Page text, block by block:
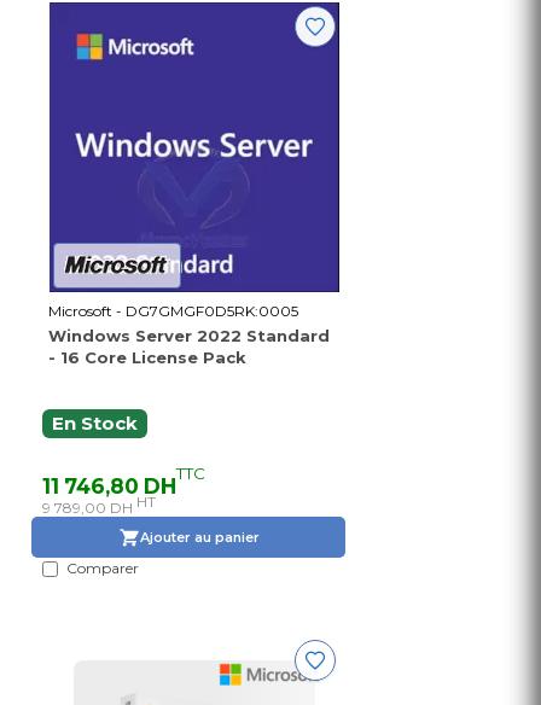
Microsoft - DG7GMGF0D5RK:0005
Windows Server 2022 Standard
- 16 Core License Pack
En Stock
11 746,80 DHTTC
9 789,00 DH HT
Ajouter au panier
Comparer